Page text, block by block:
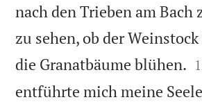
nach den Trieben am Bach
zu sehen, ob der
die Granatbäume blühen. 
entführte mich meine